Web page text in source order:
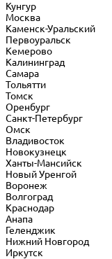
Кунгур
Москва
Каменск-Уральский
Первоуральск
Кемерово
Калининград
Самара
Тольятти
Томск
Оренбург
Санкт-Петербург
Омск
Владивосток
Новокузнецк
Ханты-Мансийск
Новый Уренгой
Воронеж
Волгоград
Краснодар
Анапа
Геленджик
Нижний Новгород
Иркутск